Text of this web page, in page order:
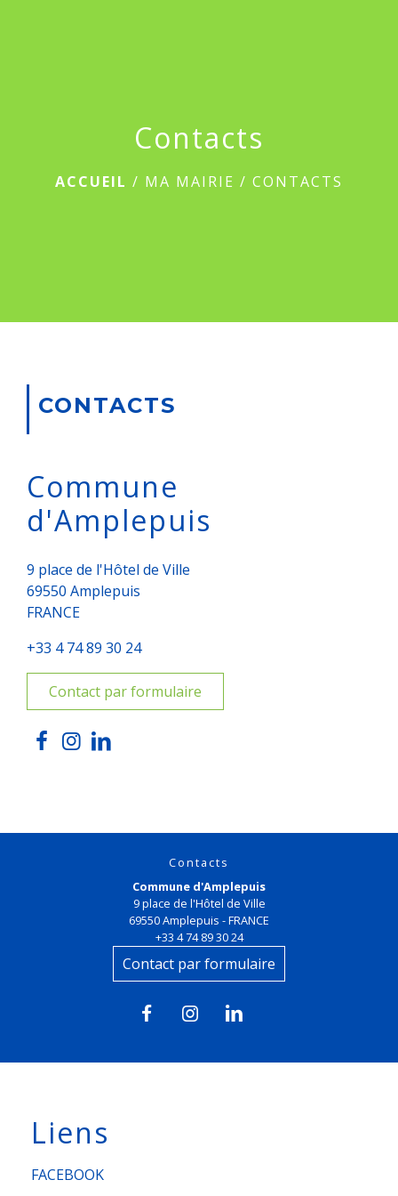
Contacts
ACCUEIL / MA MAIRIE / CONTACTS
CONTACTS
Commune
d'Amplepuis
9 place de l'Hôtel de Ville
69550 Amplepuis
FRANCE
+33 4 74 89 30 24
Contact par formulaire
Contacts
Commune d'Amplepuis
9 place de l'Hôtel de Ville
69550 Amplepuis - FRANCE
+33 4 74 89 30 24
Contact par formulaire
Liens
FACEBOOK